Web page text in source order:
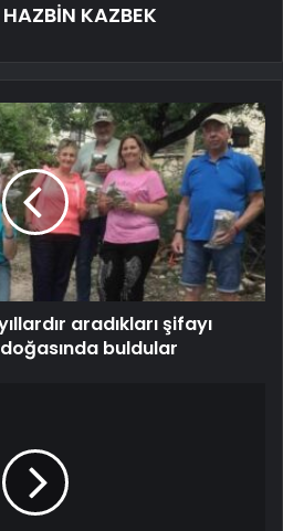
KAZBEK
aradıkları şifayı
buldular